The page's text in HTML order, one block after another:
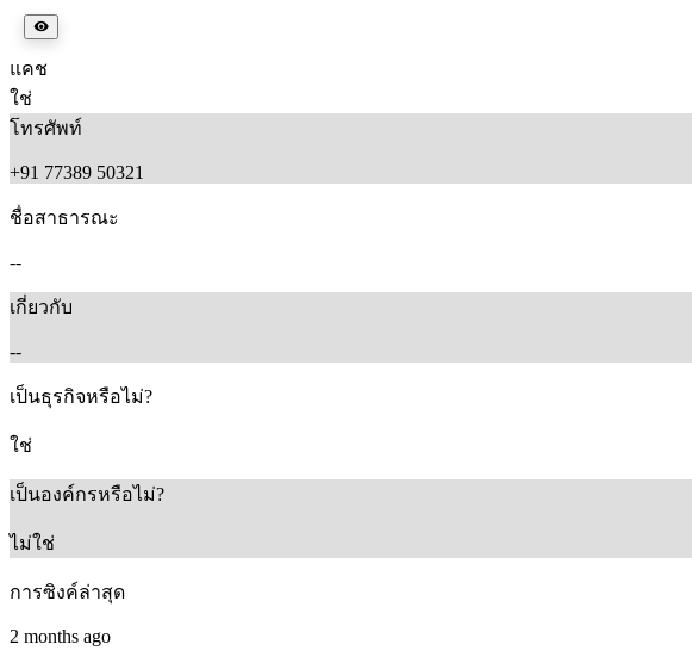
แคช
ใช่
โทรศัพท์
+91 77389 50321
ชื่อสาธารณะ
--
เกี่ยวกับ
--
เป็นธุรกิจหรือไม่?
ใช่
เป็นองค์กรหรือไม่?
ไม่ใช่
การซิงค์ล่าสุด
2 months ago